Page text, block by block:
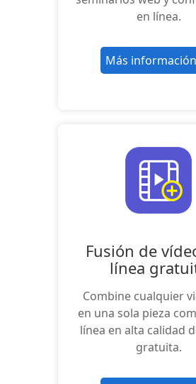
en línea.
Más
Fusión de
línea
Combine cualquier
en una sola pieza
línea en alta calidad
gratuita.